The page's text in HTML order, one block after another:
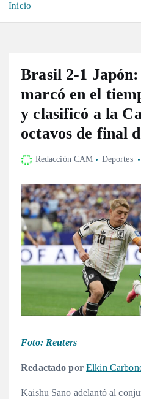
d
Inicio
Brasil 2-1
marcó en el
y clasificó a la
octavos de final
Redacción CAM Deportes
Foto: Reuters
Redactado porElkin
Kaishu Sano adelantó al